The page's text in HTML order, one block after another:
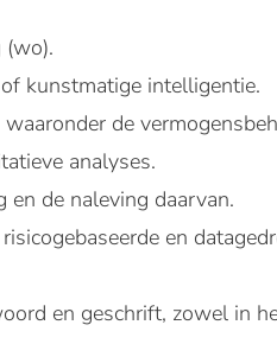
(wo).
kunstmatige intelligentie.
de
analyses.
de naleving daarvan.
en
en geschrift, zowel in